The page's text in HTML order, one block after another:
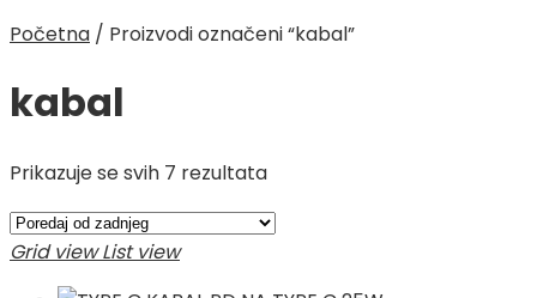
Početna / Proizvodi označeni “kabal”
kabal
Prikazuje se svih 7 rezultataPoredano
najnovijem
Grid view List view